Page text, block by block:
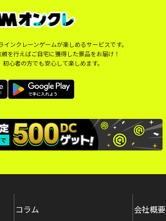
ンクレーンゲームが楽しめるサービスです。
を行えばご自宅に獲得した景品をお届け！
心者の方でも安心して楽しめます。
コラム 会社概要